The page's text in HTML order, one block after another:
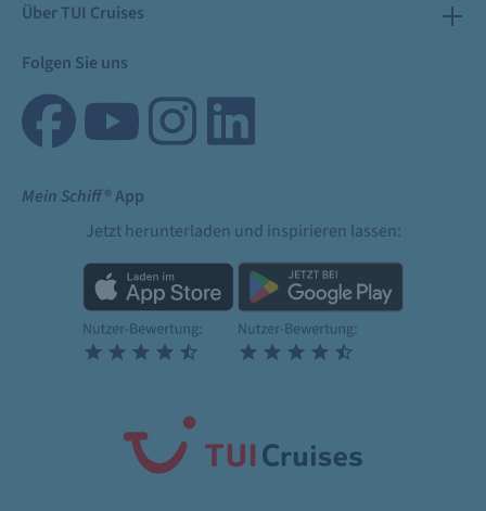
Über TUI Cruises
Folgen Sie uns
Mein Schiff® App
Jetzt herunterladen und inspirieren lassen: